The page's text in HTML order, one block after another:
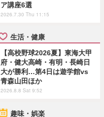
ア講座6選
2026.7.30 Thu 11:15
生活・健康
【高校野球2026夏】東海大甲
府・健大高崎・有明・長崎日
大が勝利…第4日は遊学館vs
青森山田ほか
2026.8.8 Sat 9:52
趣味・娯楽